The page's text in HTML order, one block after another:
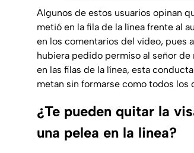
Algunos de estos usuarios opinan
metió en la fila de la línea frente al
en los comentarios del video, pues
hubiera pedido permiso al señor
en las filas de la línea, esta
metan sin formarse como todos los
¿Te pueden quitar la
una pelea en la linea?